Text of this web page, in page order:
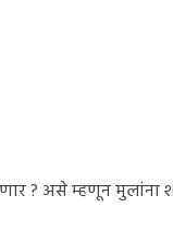
? असे म्हणून मुलांना